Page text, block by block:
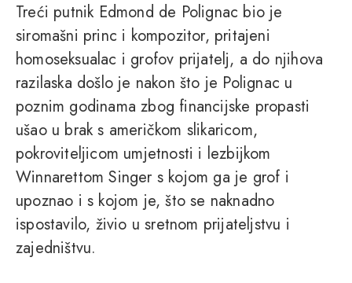
Treći putnik Edmond de Polignac bio je
siromašni princ i kompozitor, pritajeni
homoseksualac i grofov prijatelj, a do njihova
razilaska došlo je nakon što je Polignac u
poznim godinama zbog financijske propasti
ušao u brak s američkom slikaricom,
pokroviteljicom umjetnosti i lezbijkom
Winnarettom Singer s kojom ga je grof i
upoznao i s kojom je, što se naknadno
ispostavilo, živio u sretnom prijateljstvu i
zajedništvu.